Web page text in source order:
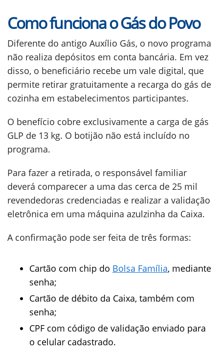
Como funciona o Gás do Povo
Diferente do antigo Auxílio Gás, o novo programa
não realiza depósitos em conta bancária. Em vez
disso, o beneficiário recebe um vale digital, que
permite retirar gratuitamente a recarga do gás de
cozinha em estabelecimentos participantes.
O benefício cobre exclusivamente a carga de gás
GLP de 13 kg. O botijão não está incluído no
programa.
Para fazer a retirada, o responsável familiar
deverá comparecer a uma das cerca de 25 mil
revendedoras credenciadas e realizar a validação
eletrônica em uma máquina azulzinha da Caixa.
A confirmação pode ser feita de três formas:
Cartão com chip do Bolsa Família, mediante
senha;
Cartão de débito da Caixa, também com
senha;
CPF com código de validação enviado para
o celular cadastrado.